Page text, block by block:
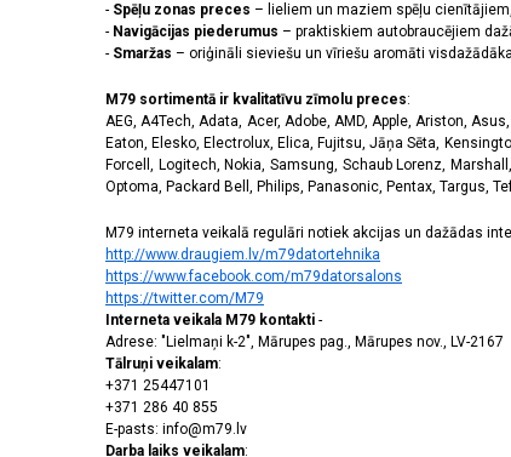
- Spēļu zonas preces – lieliem un maziem spēļu
- Navigācijas piederumus – praktiskiem autobraucējiem
- Smaržas – oriģināli sieviešu un vīriešu aromāti
M79 sortimentā ir kvalitatīvu zīmolu preces:
AEG, A4Tech, Adata, Acer, Adobe, AMD, Apple, Ariston,
Eaton, Elesko, Electrolux, Elica, Fujitsu, Jāņa Sēta,
Forcell, Logitech, Nokia, Samsung, Schaub Lorenz,
Optoma, Packard Bell, Philips, Panasonic, Pentax, Targus,
M79 interneta veikalā regulāri notiek akcijas un dažādas
http://www.draugiem.lv/m79datortehnika
https://www.facebook.com/m79datorsalons
https://twitter.com/M79
Interneta veikala M79 kontakti -
Adrese: "Lielmaņi k-2", Mārupes pag., Mārupes nov., LV-2167
Tālruņi veikalam:
+371 25447101
+371 286 40 855
E-pasts: info@m79.lv
Darba laiks veikalam: